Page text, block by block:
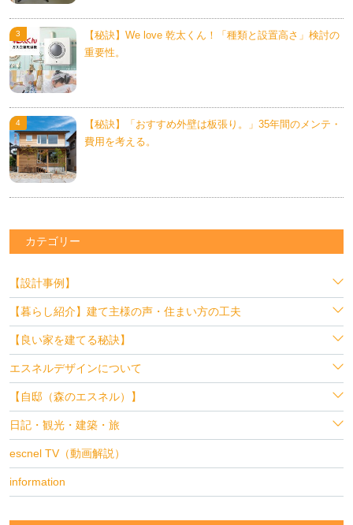
【秘訣】We love 乾太くん！「種類と設置高さ」検討の
重要性。
【秘訣】「おすすめ外壁は板張り。」35年間のメンテ・
費用を考える。
カテゴリー
【設計事例】
【暮らし紹介】建て主様の声・住まい方の工夫
【良い家を建てる秘訣】
エスネルデザインについて
【自邸（森のエスネル）】
日記・観光・建築・旅
escnel TV（動画解説）
information